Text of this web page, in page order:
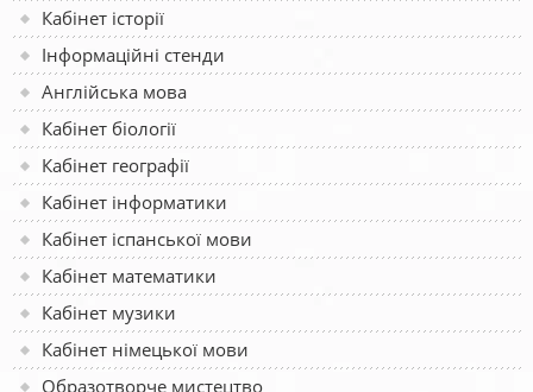
Кабінет історії
Інформаційні стенди
Англійська мова
Кабінет біології
Кабінет географії
Кабінет інформатики
Кабінет іспанської мови
Кабінет математики
Кабінет музики
Кабінет німецької мови
Образотворче мистецтво